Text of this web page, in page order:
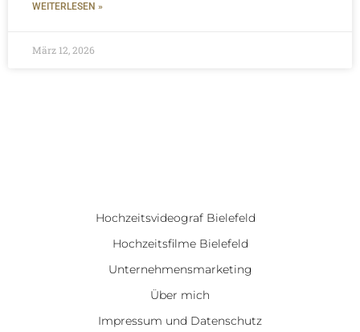
WEITERLESEN »
März 12, 2026
Hochzeitsvideograf Bielefeld
Hochzeitsfilme Bielefeld
Unternehmensmarketing
Über mich
Impressum und Datenschutz